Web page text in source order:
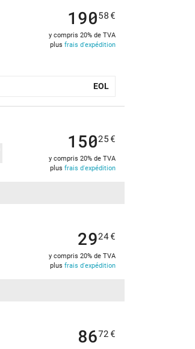
19058 €
y compris 20% de TVA
plus frais d'expédition
EOL
15025 €
y compris 20% de TVA
plus frais d'expédition
2924€
y compris 20% de TVA
plus frais d'expédition
8672 €